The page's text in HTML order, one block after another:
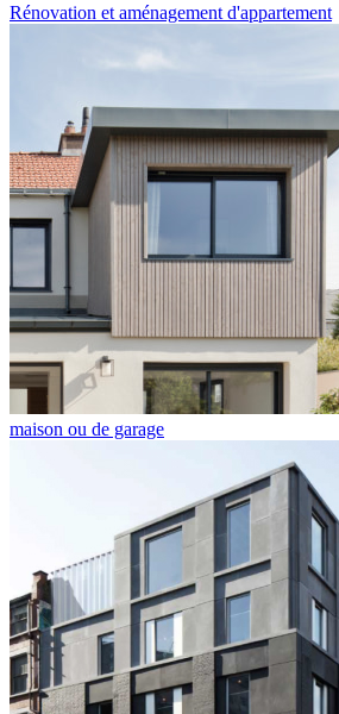
Rénovation et aménagement d'appartement
maison ou de garage